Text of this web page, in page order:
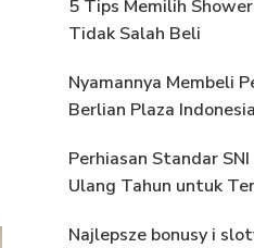
5 Tips Memilih
Tidak Salah Beli
Nyamannya Membeli
Berlian Plaza Indonesia
Perhiasan Standar
Ulang Tahun untuk
Najlepsze bonusy i